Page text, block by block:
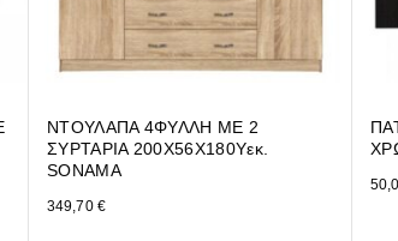
ΝΤΟΥΛΑΠΑ 4ΦΥΛΛΗ ΜΕ 2
ΣΥΡΤΑΡΙΑ 200Χ56Χ180Υεκ.
SONAMA
349,70 €